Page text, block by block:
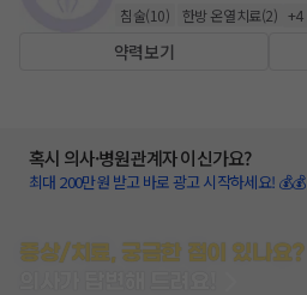
침술(10) 한방 온열치료(2) +4
약력보기
혹시 의사·병원관계자 이신가요?
최대 200만원 받고 바로 광고 시작하세요! 💰💰
증상/치료, 궁금한 점이 있나요?